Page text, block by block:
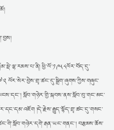
ཕྱི་ལོ་༡༩༥༨ལོར་བོད་དུ་
ལོར་སེར་བྱེས་གྲྭ་ཚང་དུ་སྒྲིག་ཞུགས་ཀྱིས་གཞུང་
སློབ་གཉེར་གྱི་སྐབས་ནས་སློབ་བུ་གང་མང་
།དེ་རྗེས་རྒྱུད་སྟོད་གྲྭ་ཚང་དུ་གསང་
བརྩམས་ཆོས་